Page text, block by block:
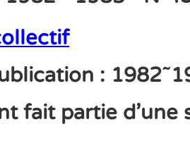
:
fait partie d'une